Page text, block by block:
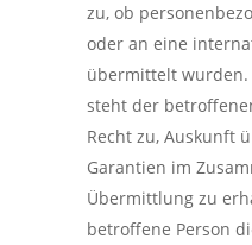
zu, ob
oder an eine
übermittelt wurden.
steht der
Recht zu, Auskunft
Garantien im
Übermittlung zu
betroffene Person